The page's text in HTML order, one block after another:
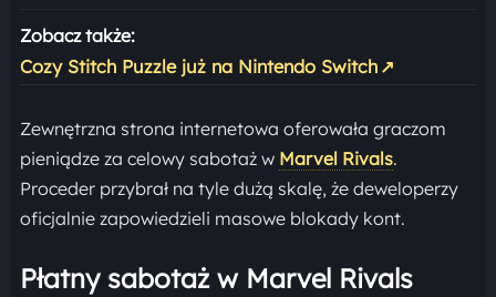
Zobacz także:
Cozy Stitch Puzzle już na Nintendo Switch ↗
Zewnętrzna strona internetowa oferowała graczom
pieniądze za celowy sabotaż w Marvel Rivals.
Proceder przybrał na tyle dużą skalę, że deweloperzy
oficjalnie zapowiedzieli masowe blokady kont.
Płatny sabotaż w Marvel Rivals